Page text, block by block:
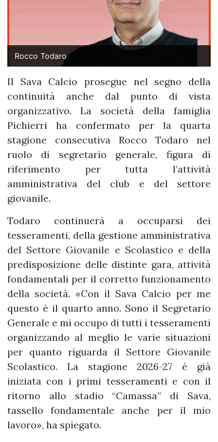
Rocco Todaro
Il Sava Calcio prosegue nel segno della
continuità anche dal punto di vista
organizzativo. La società della famiglia
Pichierri ha confermato per la quarta
stagione consecutiva Rocco Todaro nel
ruolo di segretario generale, figura di
riferimento per tutta l’attività
amministrativa del club e del settore
giovanile.
Todaro continuerà a occuparsi dei
tesseramenti, della gestione amministrativa
del Settore Giovanile e Scolastico e della
predisposizione delle distinte gara, attività
fondamentali per il corretto funzionamento
della società. «Con il Sava Calcio per me
questo è il quarto anno. Sono il Segretario
Generale e mi occupo di tutti i tesseramenti
organizzando al meglio le varie situazioni
per quanto riguarda il Settore Giovanile
Scolastico. La stagione 2026-27 è già
iniziata con i primi tesseramenti e con il
ritorno allo stadio “Camassa” di Sava,
tassello fondamentale anche per il mio
lavoro», ha spiegato.